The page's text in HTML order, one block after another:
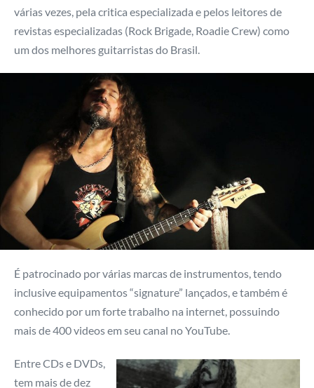
várias vezes, pela critica especializada e pelos leitores de
revistas especializadas (Rock Brigade, Roadie Crew) como
um dos melhores guitarristas do Brasil.
É patrocinado por várias marcas de instrumentos, tendo
inclusive equipamentos “signature” lançados, e também é
conhecido por um forte trabalho na internet, possuindo
mais de 400 videos em seu canal no YouTube.
Entre CDs e DVDs,
tem mais de dez